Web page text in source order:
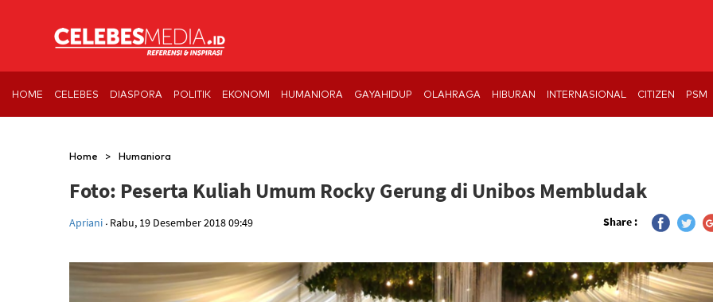
HOME CELEBES DIASPORA POLITIK EKONOMI HUMANIORA GAYAHIDUP OLAHRAGA HIBURAN INTERNASIONAL CITIZEN PSM
Home > Humaniora
Foto: Peserta Kuliah Umum Rocky Gerung di Unibos Membludak
Apriani . Rabu, 19 Desember 2018 09:49 Share :